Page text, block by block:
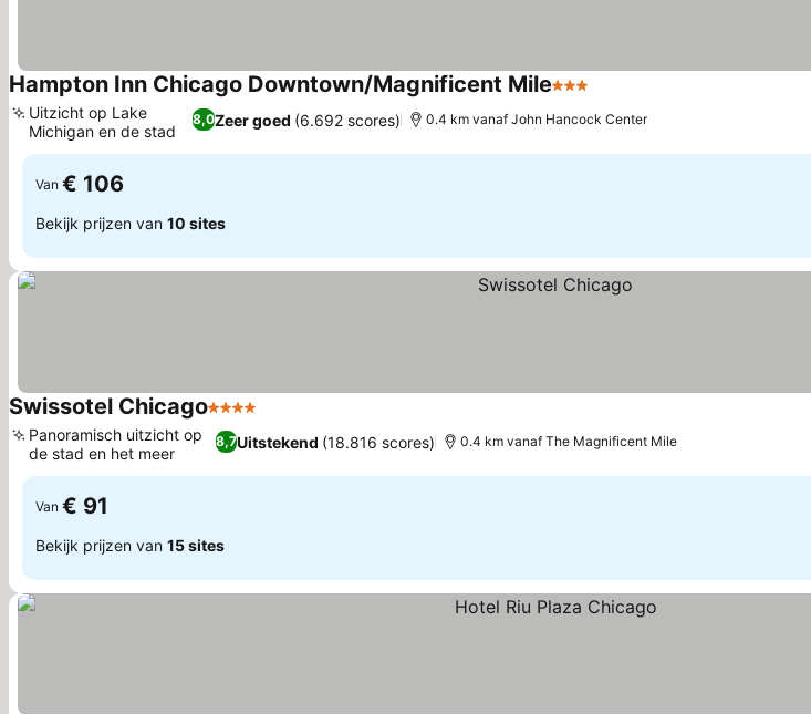
Hampton Inn Chicago Downtown/Magnificent Mile3 Sterren
8,0Zeer goed (6.692 scores)
Uitzicht op Lake
Michigan en de stad
0.4 km vanaf John Hancock Center
Van € 106
Bekijk prijzen van 10 sites
Swissotel Chicago4 Sterren
8,7Uitstekend (18.816 scores)
Panoramisch uitzicht op
de stad en het meer
0.4 km vanaf The Magnificent Mile
Van € 91
Bekijk prijzen van 15 sites